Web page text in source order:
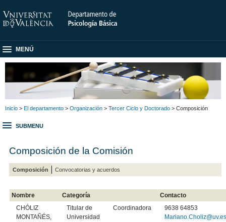
MENÚ
Inicio > El departamento > Organización > Tercer Ciclo y Doctorado > Composición
SUBMENU
Composición de la Comisión
Composición Convocatorias y acuerdos
Nombre Categoría
Contacto
CHÓLIZ
MONTAÑÉS,
Titular de
Universidad
Coordinadora
9638 64853